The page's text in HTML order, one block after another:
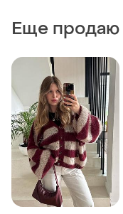
Еще продаю